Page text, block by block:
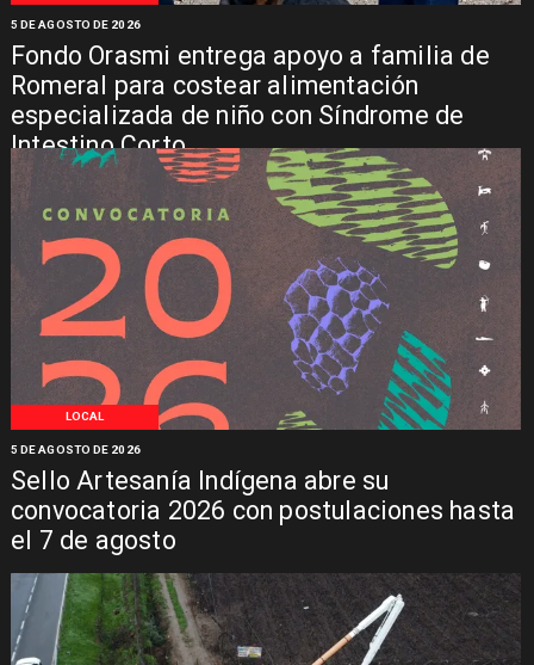
Fondo Orasmi entrega apoyo a familia de
Romeral para costear alimentación
especializada de niño con Síndrome de
Intestino Corto
5 DE AGOSTO DE 2026
LOCAL
Sello Artesanía Indígena abre su
convocatoria 2026 con postulaciones hasta
el 7 de agosto
5 DE AGOSTO DE 2026